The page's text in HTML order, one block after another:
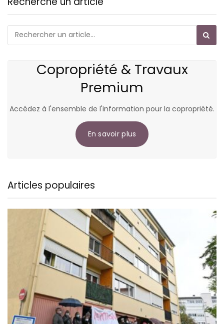
Copropriété & Travaux
Premium
Accédez à l'ensemble de l'information pour la copropriété.
En savoir plus
Articles populaires